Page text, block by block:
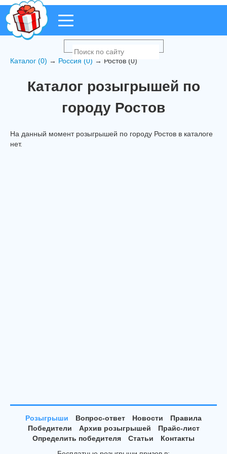
Каталог (0) → Россия (0) → Ростов (0)
Каталог розыгрышей по
городу Ростов
На данный момент розыгрышей по городу Ростов в каталоге
нет.
Розыгрыши Вопрос-ответ Новости
Правила
Победители
Архив розыгрышей
Прайс-лист
Определить победителя
Статьи
Контакты